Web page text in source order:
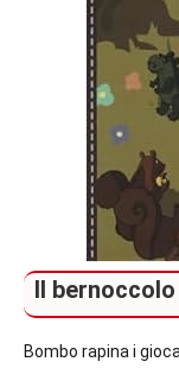
Il
Bombo rapina i